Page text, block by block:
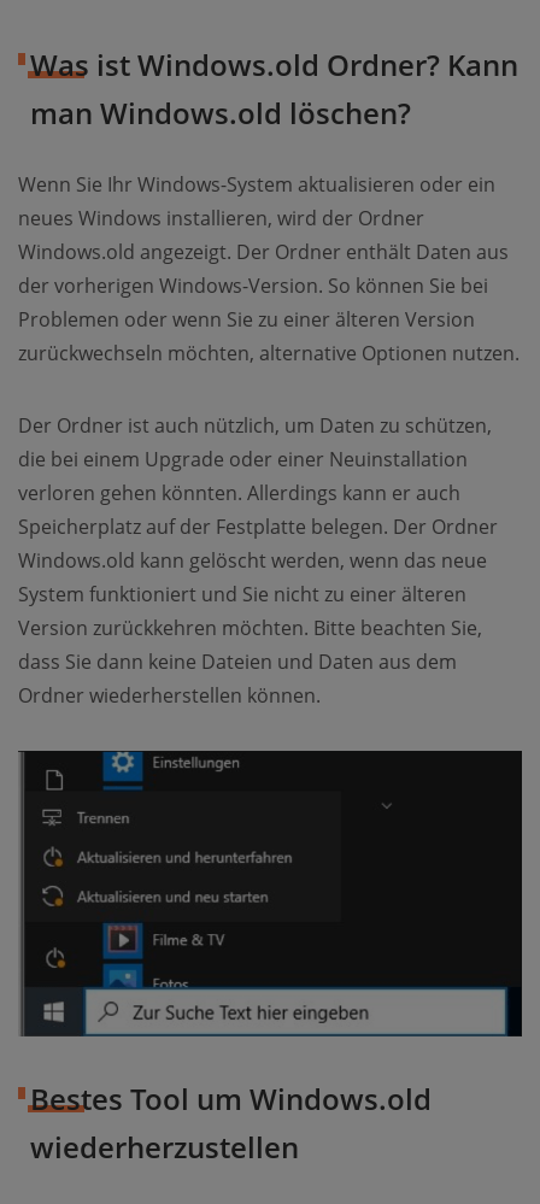
Was ist Windows.old Ordner? Kann
man Windows.old löschen?
Wenn Sie Ihr Windows-System aktualisieren oder ein
neues Windows installieren, wird der Ordner
Windows.old angezeigt. Der Ordner enthält Daten aus
der vorherigen Windows-Version. So können Sie bei
Problemen oder wenn Sie zu einer älteren Version
zurückwechseln möchten, alternative Optionen nutzen.
Der Ordner ist auch nützlich, um Daten zu schützen,
die bei einem Upgrade oder einer Neuinstallation
verloren gehen könnten. Allerdings kann er auch
Speicherplatz auf der Festplatte belegen. Der Ordner
Windows.old kann gelöscht werden, wenn das neue
System funktioniert und Sie nicht zu einer älteren
Version zurückkehren möchten. Bitte beachten Sie,
dass Sie dann keine Dateien und Daten aus dem
Ordner wiederherstellen können.
Bestes Tool um Windows.old
wiederherzustellen